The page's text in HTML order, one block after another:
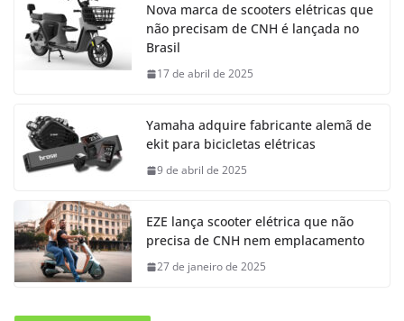
Nova marca de scooters elétricas que
não precisam de CNH é lançada no
Brasil
17 de abril de 2025
Yamaha adquire fabricante alemã de
ekit para bicicletas elétricas
9 de abril de 2025
EZE lança scooter elétrica que não
precisa de CNH nem emplacamento
27 de janeiro de 2025